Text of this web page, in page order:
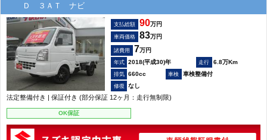
Ｄ ３ＡＴ ナビ
支払総額 90万円
車両価格 83万円
諸費用 7万円
2018(平成30)年
6.8万Km
660cc
車検整備付
なし
法定整備付き | 保証付き (部分保証 12ヶ月：走行無制限)
OK保証